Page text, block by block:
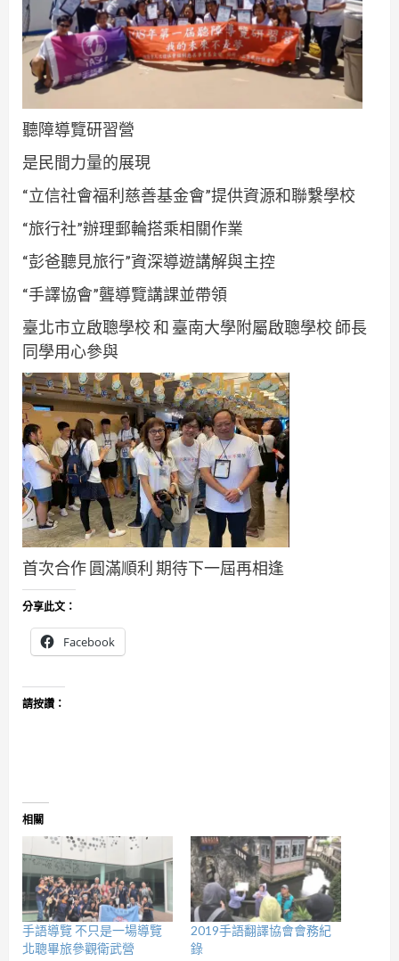
聽障導覽研習營
是民間力量的展現
“立信社會福利慈善基金會”提供資源和聯繫學校
“旅行社”辦理郵輪搭乘相關作業
“彭爸聽見旅行”資深導遊講解與主控
“手譯協會”聾導覽講課並帶領
臺北市立啟聰學校 和 臺南大學附屬啟聰學校 師長
同學用心參與
首次合作 圓滿順利 期待下一屆再相逢
分享此文：
Facebook
請按讚：
相關
手語導覽 不只是一場導覽
北聰畢旅參觀衛武營
2019手語翻譯協會會務紀
錄